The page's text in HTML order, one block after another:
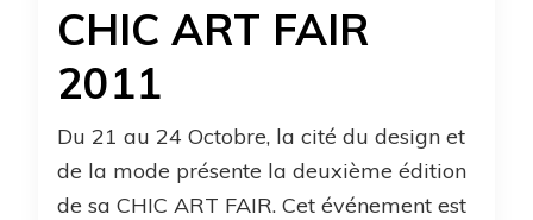
CHIC ART FAIR
2011
Du 21 au 24 Octobre, la cité du design et
de la mode présente la deuxième édition
de sa CHIC ART FAIR. Cet événement est